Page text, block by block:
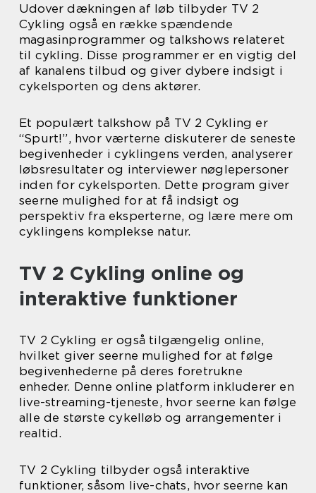
Udover dækningen af løb tilbyder TV 2
Cykling også en række spændende
magasinprogrammer og talkshows relateret
til cykling. Disse programmer er en vigtig del
af kanalens tilbud og giver dybere indsigt i
cykelsporten og dens aktører.
Et populært talkshow på TV 2 Cykling er
“Spurt!”, hvor værterne diskuterer de seneste
begivenheder i cyklingens verden, analyserer
løbsresultater og interviewer nøglepersoner
inden for cykelsporten. Dette program giver
seerne mulighed for at få indsigt og
perspektiv fra eksperterne, og lære mere om
cyklingens komplekse natur.
TV 2 Cykling online og
interaktive funktioner
TV 2 Cykling er også tilgængelig online,
hvilket giver seerne mulighed for at følge
begivenhederne på deres foretrukne
enheder. Denne online platform inkluderer en
live-streaming-tjeneste, hvor seerne kan følge
alle de største cykelløb og arrangementer i
realtid.
TV 2 Cykling tilbyder også interaktive
funktioner, såsom live-chats, hvor seerne kan